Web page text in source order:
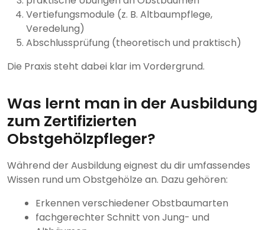
Vertiefungsmodule (z. B. Altbaumpflege,
Veredelung)
Abschlussprüfung (theoretisch und praktisch)
Die Praxis steht dabei klar im Vordergrund.
Was lernt man in der Ausbildung
zum Zertifizierten
Obstgehölzpfleger?
Während der Ausbildung eignest du dir umfassendes
Wissen rund um Obstgehölze an. Dazu gehören:
Erkennen verschiedener Obstbaumarten
fachgerechter Schnitt von Jung- und